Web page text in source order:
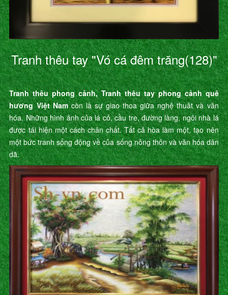
Tranh thêu tay "Vó cá đêm trăng(128)"
Tranh thêu phong cảnh, Tranh thêu tay phong cảnh quê
hương Việt Namcòn là sự giao thoa giữa nghệ thuât và văn
hóa. Những hình ảnh của lá cỏ, cầu tre, đường làng, ngôi nhà lá
được tái hiện một cách chân chất. Tất cả hòa làm một, tạo nên
một bức tranh sống động về của sống nông thôn và văn hóa dân
dã.